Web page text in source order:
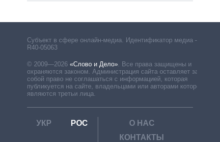
Субъект в сфере онлайн-медиа. Идентификатор медиа –
R40-05063
© 2009—2026 «Слово и Дело». Все права защищены и
охраняются законом. Администрация сайта оставляет за
собой право не соглашаться с информацией, которая
публикуется на сайте, владельцами или авторами которой
являются третьи лица.
УКР РОС
О НАС
КОНТАКТЫ